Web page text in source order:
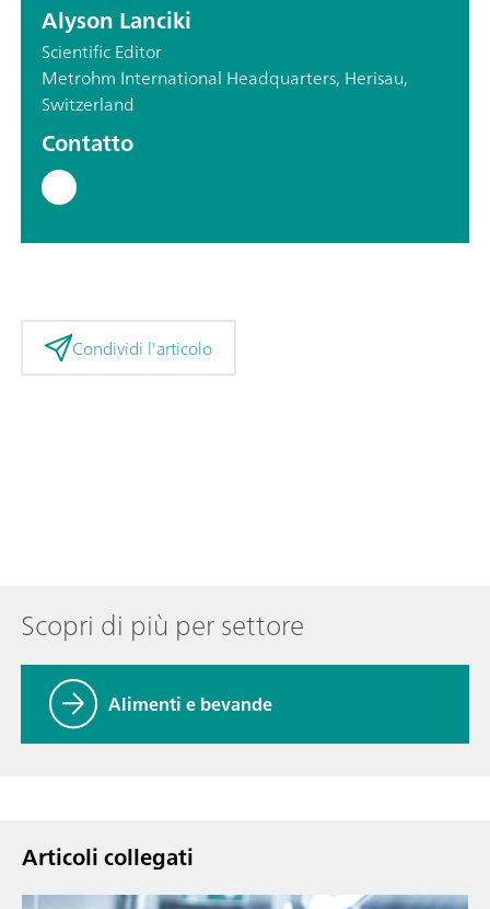
Alyson Lanciki
Scientific Editor
Metrohm International Headquarters, Herisau,
Switzerland
Contatto
Condividi l'articolo
Scopri di più per settore
Alimenti e bevande
Articoli collegati